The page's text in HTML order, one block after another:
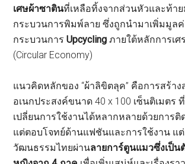
เศษผ้าซาตินที่เหลือทิ้งจากส่วนหัวและท้า
กระบวนการพิมพ์ลาย ซึ่งถูกนำมาเพิ่มมูล
กระบวนการUpcycling ภายใต้หลักการเ
(Circular Economy)
แนวคิดหลักของ “ผ้าลิขิตลุค” คือการสร้า
อเนกประสงค์ขนาด 40 x 100 เซ็นติเมตร
เปลี่ยนการใช้งานได้หลากหลายด้วยการติ
แต่ตอบโจทย์ด้านแฟชันและการใช้งาน แ
วัฒนธรรมไทยผ่านลายการ์ตูนแมวซึ่งเป็น